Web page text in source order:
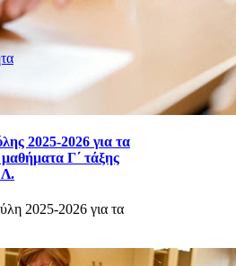
2025-2026 για τα
μαθήματα Γ΄ τάξης
2025-2026 για τα